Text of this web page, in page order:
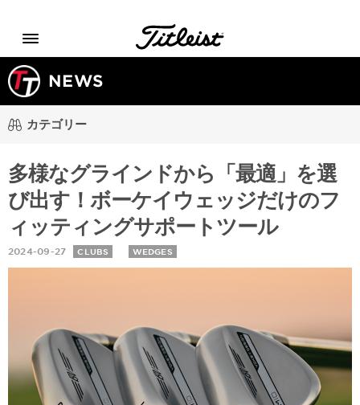
Menu
NEWS
カテゴリー
多様なグラインドから「最適」を選
び出す！ボーケイウェッジだけのフ
ィッティングサポートツール
2024-09-27 CLUBS WEDGES